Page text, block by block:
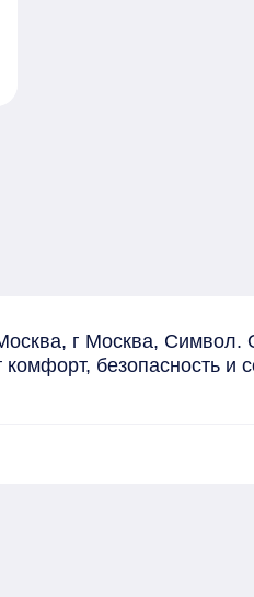
г Москва,
безопасность и